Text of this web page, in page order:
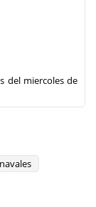
del miercoles de